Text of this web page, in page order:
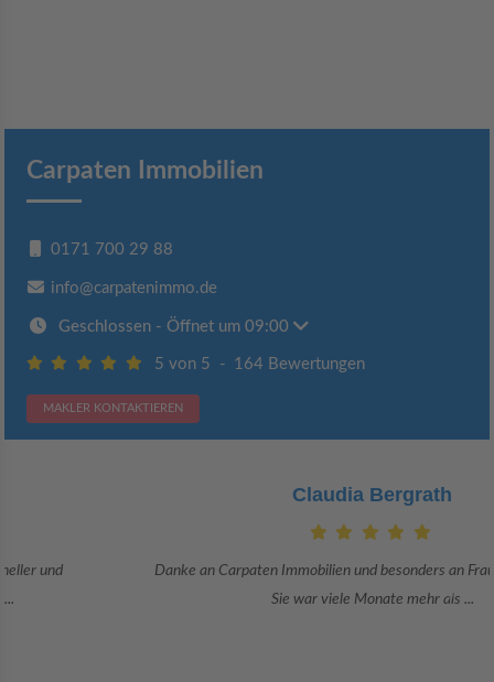
Carpaten Immobilien
0171 700 29 88
info@carpatenimmo.de
Geschlossen - Öffnet um 09:00
5 von 5 - 164 Bewertungen
MAKLER KONTAKTIEREN
Claudia Bergrath
Danke an Carpaten Immobilien und besonders an Frau Adriana Sarca.
Sie war viele Monate mehr als ...